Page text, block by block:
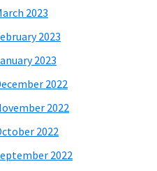
2023
2023
2023
2022
2022
2022
2022